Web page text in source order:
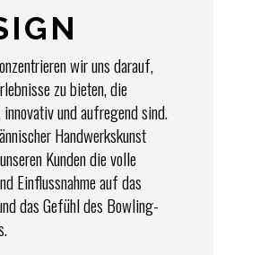
wir uns darauf,
zu bieten, die
und aufregend sind.
Handwerkskunst
Kunden die volle
Einflussnahme auf das
das Gefühl des Bowling-